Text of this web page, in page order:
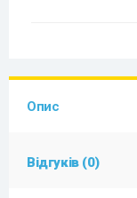
Опис
Відгуків (0)